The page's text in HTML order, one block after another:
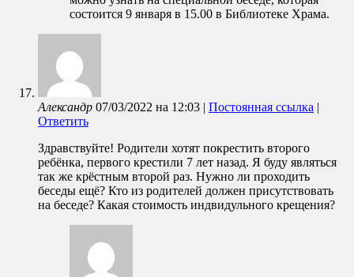
состоится 9 января в 15.00 в Библиотеке Храма.
Александр 07/03/2022 на 12:03 | Постоянная ссылка |
Ответить
Здравствуйте! Родители хотят покрестить второго
ребёнка, первого крестили 7 лет назад. Я буду являться
так же крёстным второй раз. Нужно ли проходить
беседы ещё? Кто из родителей должен присутствовать
на беседе? Какая стоимость индвидульного крещения?